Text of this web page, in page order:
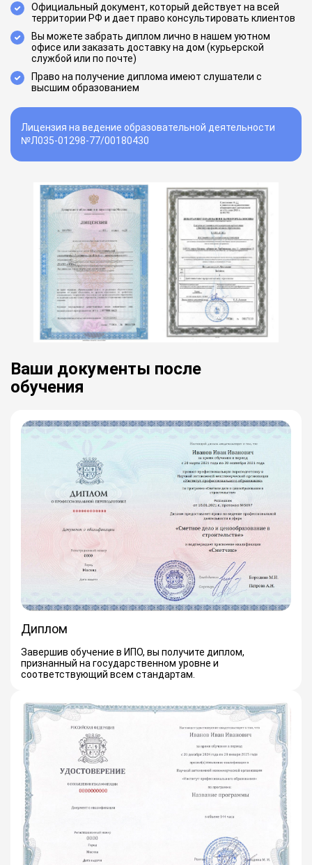
Официальный документ, который действует на всей
территории РФ и дает право консультировать клиентов
Вы можете забрать диплом лично в нашем уютном
офисе или заказать доставку на дом (курьерской
службой или по почте)
Право на получение диплома имеют слушатели с
высшим образованием
Лицензия на ведение образовательной деятельности
№Л035-01298-77/00180430
Ваши документы после
обучения
Диплом
Завершив обучение в ИПО, вы получите диплом,
признанный на государственном уровне и
соответствующий всем стандартам.